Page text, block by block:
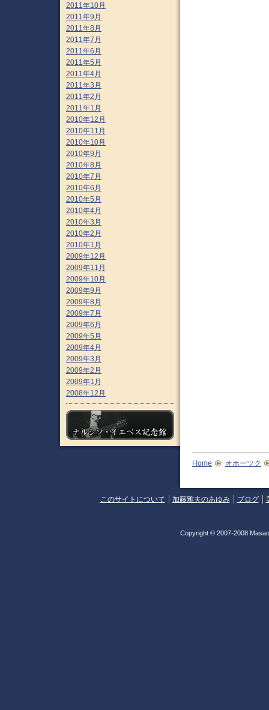
2011年10月
2011年9月
2011年8月
2011年7月
2011年6月
2011年5月
2011年4月
2011年3月
2011年2月
2011年1月
2010年12月
2010年11月
2010年10月
2010年9月
2010年8月
2010年7月
2010年6月
2010年5月
2010年4月
2010年3月
2010年2月
2010年1月
2009年12月
2009年11月
2009年10月
2009年9月
2009年8月
2009年7月
2009年6月
2009年5月
2009年4月
2009年3月
2009年2月
2009年1月
2008年12月
Home オホーツク
このサイトについて 加藤雅夫のあゆみ ブログ
Copyright © 2007-2008